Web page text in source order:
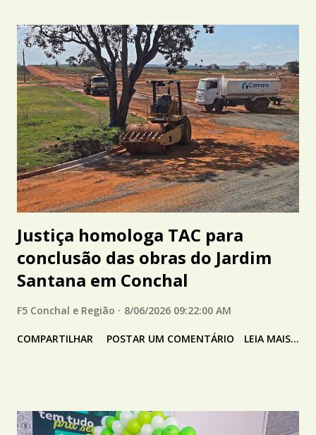
Justiça homologa TAC para
conclusão das obras do Jardim
Santana em Conchal
F5 Conchal e Região 8/06/2026 09:22:00 AM
COMPARTILHAR POSTAR UM COMENTÁRIO LEIA MAIS...